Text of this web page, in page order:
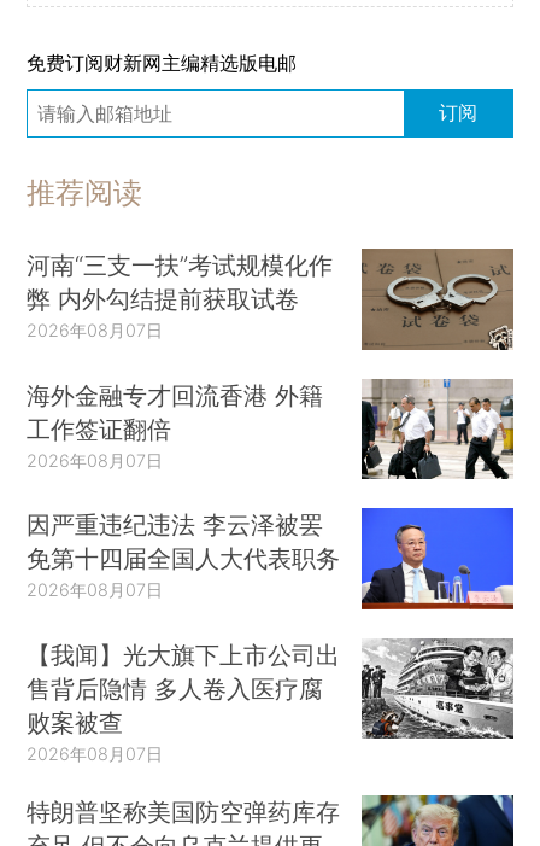
免费订阅财新网主编精选版电邮
订阅
推荐阅读
河南“三支一扶”考试规模化作
弊 内外勾结提前获取试卷
2026年08月07日
海外金融专才回流香港 外籍
工作签证翻倍
2026年08月07日
因严重违纪违法 李云泽被罢
免第十四届全国人大代表职务
2026年08月07日
【我闻】光大旗下上市公司出
售背后隐情 多人卷入医疗腐
败案被查
2026年08月07日
特朗普坚称美国防空弹药库存